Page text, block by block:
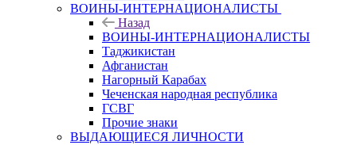
ВОИНЫ-ИНТЕРНАЦИОНАЛИСТЫ
Назад
ВОИНЫ-ИНТЕРНАЦИОНАЛИСТЫ
Таджикистан
Афганистан
Нагорный Карабах
Чеченская народная республика
ГСВГ
Прочие знаки
ВЫДАЮЩИЕСЯ ЛИЧНОСТИ